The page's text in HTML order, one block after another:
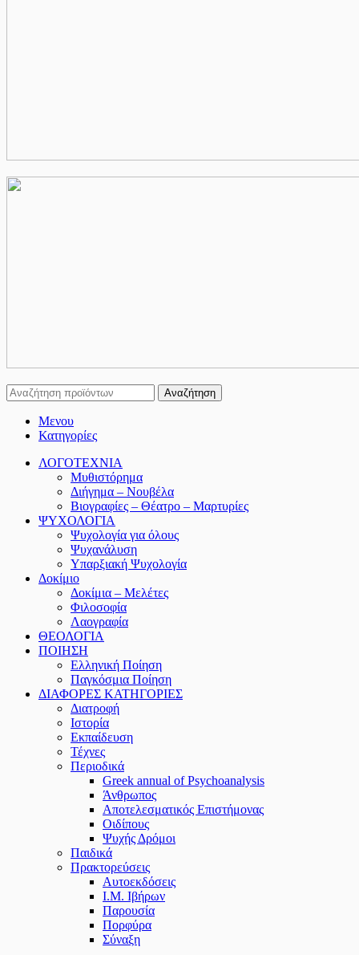
Αναζήτηση
Μενου
Κατηγορίες
ΛΟΓΟΤΕΧΝΙΑ
Μυθιστόρημα
Διήγημα – Νουβέλα
Βιογραφίες – Θέατρο – Μαρτυρίες
ΨΥΧΟΛΟΓΙΑ
Ψυχολογία για όλους
Ψυχανάλυση
Υπαρξιακή Ψυχολογία
Δοκίμιο
Δοκίμια – Μελέτες
Φιλοσοφία
Λαογραφία
ΘΕΟΛΟΓΙΑ
ΠΟΙΗΣΗ
Ελληνική Ποίηση
Παγκόσμια Ποίηση
ΔΙΑΦΟΡΕΣ ΚΑΤΗΓΟΡΙΕΣ
Διατροφή
Ιστορία
Εκπαίδευση
Τέχνες
Περιοδικά
Greek annual of Psychoanalysis
Άνθρωπος
Αποτελεσματικός Επιστήμονας
Οιδίπους
Ψυχής Δρόμοι
Παιδικά
Πρακτoρεύσεις
Αυτοεκδόσεις
Ι.Μ. Ιβήρων
Παρουσία
Πορφύρα
Σύναξη